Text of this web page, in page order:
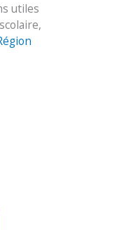
utiles